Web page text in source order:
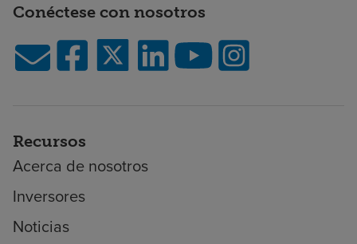
Conéctese con nosotros
Recursos
Acerca de nosotros
Inversores
Noticias